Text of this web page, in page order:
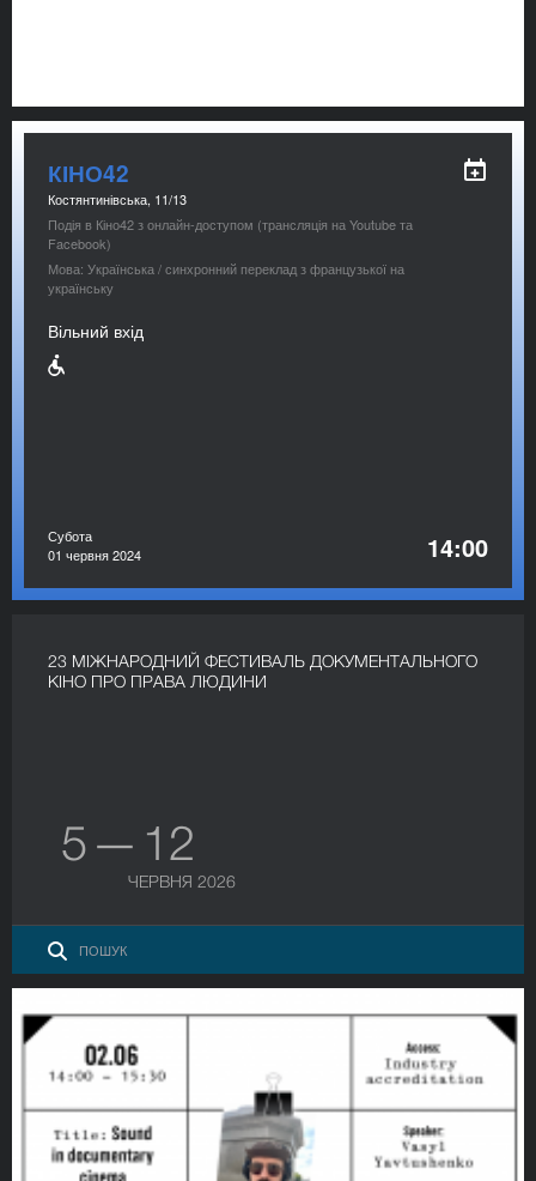
КІНО42
Костянтинівська, 11/13
Подія в Кіно42 з онлайн-доступом (трансляція на Youtube та
Facebook)
Мова: Українська / синхронний переклад з французької на
українську
Вільний вхід
Субота
01 червня 2024
14:00
23 МІЖНАРОДНИЙ ФЕСТИВАЛЬ ДОКУМЕНТАЛЬНОГО
КІНО ПРО ПРАВА ЛЮДИНИ
5 — 12
ЧЕРВНЯ 2026